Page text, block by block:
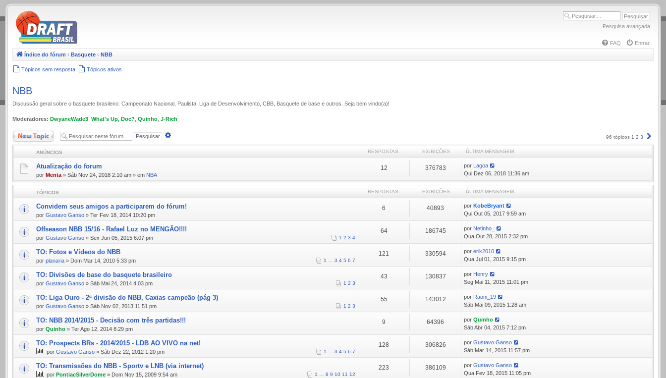
.
Pesquisa avançada
FAQ
Entrar
Índice do fórum ‹ Basquete ‹ NBB
Tópicos sem resposta Tópicos ativos
NBB
Discussão geral sobre o basquete brasileiro: Campeonato Nacional, Paulista, Liga de Desenvolvimento, CBB, Basquete de base e outros. Seja bem vindo(a)!
Moderadores: DwyaneWade3 What's Up, Doc? Quinho J-Rich
Novo Tópico
96 tópicos 1 2 3
ANÚNCIOS RESPOSTAS EXIBIÇÕES ÚLTIMA MENSAGEM
Atualização do forum
por Menta » Sáb Nov 24, 2018 2:10 am » em NBA
12 376783 por Lagoa
Qui Dez 06, 2018 11:36 am
TÓPICOS RESPOSTAS EXIBIÇÕES ÚLTIMA MENSAGEM
Convidem seus amigos a participarem do fórum!
por Gustavo Ganso » Ter Fev 18, 2014 10:20 pm
6 40893 porKobeBryant
Qui Out 05, 2017 9:59 am
Offseason NBB 15/16 - Rafael Luz no MENGÂO!!!!
por Gustavo Ganso » Sex Jun 05, 2015 6:07 pm 1 2 3 4
64 186745 por Netinho_
Qua Out 28, 2015 2:32 pm
TO: Fotos e Vídeos do NBB
por planaria » Dom Mar 14, 2010 5:33 pm 1 3 4 5 6 7
121 330594 porerik2010
Qua Jul 01, 2015 9:15 pm
TO: Divisões de base do basquete brasileiro
por Gustavo Ganso » Sáb Mai 24, 2014 4:03 pm 1 2 3
43 130837 por Henry
Seg Mai 11, 2015 11:01 pm
TO: Liga Ouro - 2ª divisão do NBB, Caxias campeão (pág 3)
por Gustavo Ganso » Sáb Nov 02, 2013 11:51 pm 1 2 3
55 143012 por Raoni_19
Sáb Mai 09, 2015 1:28 am
TO: NBB 2014/2015 - Decisão com três partidas!!!
por Quinho » Ter Ago 12, 2014 8:29 pm
9 64396 porQuinho
Sáb Abr 04, 2015 7:12 pm
TO: Prospects BRs - 2014/2015 - LDB AO VIVO na net!
por Gustavo Ganso » Sáb Dez 22, 2012 1:20 pm 1 3 4 5 6 7
128 306826 porGustavo Ganso
Sáb Mar 14, 2015 11:57 pm
TO: Transmissões do NBB - Sportv e LNB (via internet)
por PontiacSilverDome » Dom Nov 15, 2009 9:54 am 1 8 9 10 11 12
223 386109 porGustavo Ganso
Qua Fev 18, 2015 11:05 pm